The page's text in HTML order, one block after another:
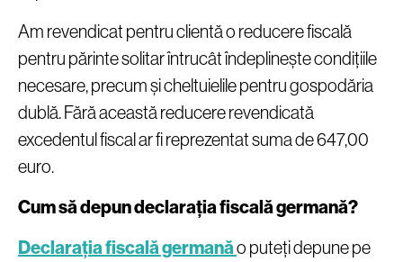
Am revendicat pentru clientă o reducere fiscală
pentru părinte solitar întrucât îndeplinește condițiile
necesare, precum și cheltuielile pentru gospodăria
dublă. Fără această reducere revendicată
excedentul fiscal ar fi reprezentat suma de 647,00
euro.
Cum să depun declarația fiscală germană?
Declarația fiscală germanăo puteți depune pe